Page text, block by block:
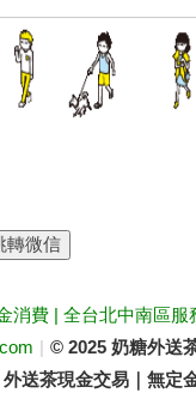
轉微信
消費 | 全台北中南區
| © 2025 奶糖外送
送茶現金交易｜無